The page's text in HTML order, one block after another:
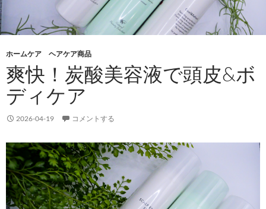
ホームケア ヘアケア商品
爽快！炭酸美容液で頭皮&ボ
ディケア
2026-04-19 コメントする